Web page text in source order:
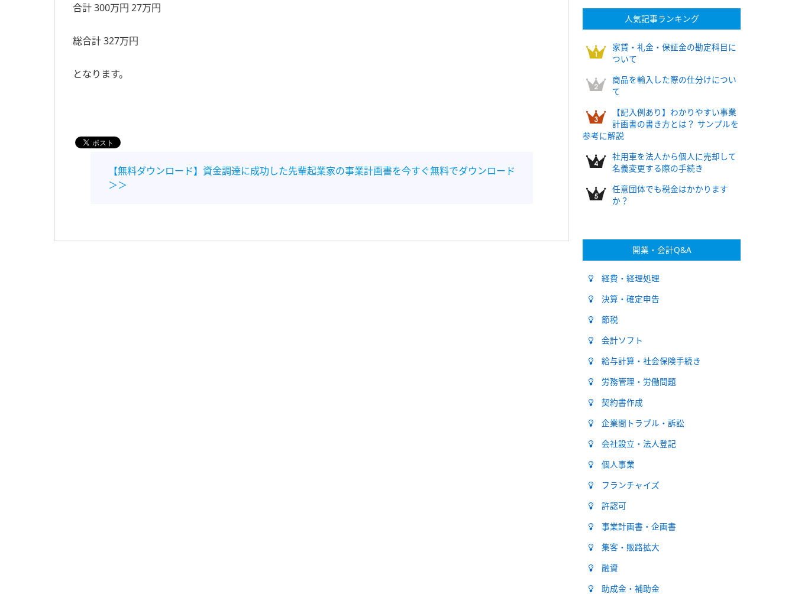
合計 300万円 27万円
総合計 327万円
となります。
【無料ダウンロード】資金調達に成功した先輩起業家の事業計画書を今すぐ無料でダウンロード
＞＞
人気記事ランキング
家賃・礼金・保証金の勘定科目に
ついて
商品を輸入した際の仕分けについ
て
【記入例あり】わかりやすい事業
計画書の書き方とは？ サンプルを
参考に解説
社用車を法人から個人に売却して
名義変更する際の手続き
任意団体でも税金はかかります
か？
開業・会計Q&A
経費・経理処理
決算・確定申告
節税
会計ソフト
給与計算・社会保険手続き
労務管理・労働問題
契約書作成
企業間トラブル・訴訟
会社設立・法人登記
個人事業
フランチャイズ
許認可
事業計画書・企画書
集客・販路拡大
融資
助成金・補助金